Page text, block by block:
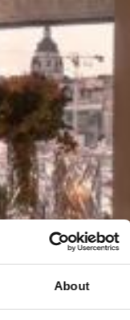
About